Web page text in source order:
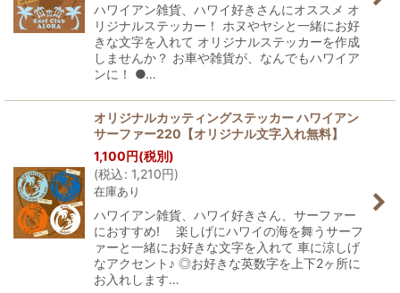
ハワイアン雑貨、ハワイ好きさんにオススメ オ
リジナルステッカー！ ホヌやヤシと一緒にお好
きな文字を入れて オリジナルステッカーを作成
しませんか？ お車や雑貨が、なんでもハワイア
ンに！ ●…
オリジナルカッティングステッカー ハワイアン
サーファー220【オリジナル文字入れ無料】
1,100円(税別)
(税込: 1,210円)
在庫あり
ハワイアン雑貨、ハワイ好きさん、サーファー
におすすめ! 楽しげにハワイの海を舞うサーフ
ァーと一緒にお好きな文字を入れて 車に涼しげ
なアクセント♪ ◎お好きな英数字を上下2ヶ所に
お入れします…